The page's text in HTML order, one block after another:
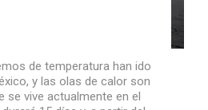
de temperatura han ido
y las olas de calor son
se vive actualmente en el